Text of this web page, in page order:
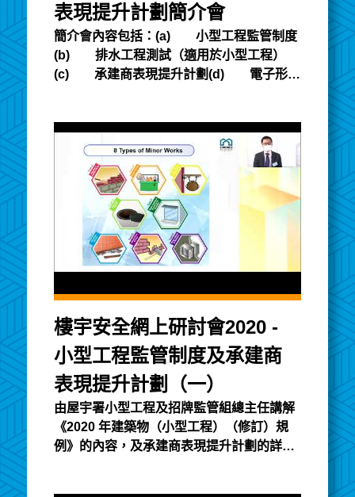
表現提升計劃簡介會
簡介會內容包括：(a) 小型工程監管制度
(b) 排水工程測試（適用於小型工程）
(c) 承建商表現提升計劃(d) 電子形式
樓宇安全網上研討會2020 -
小型工程監管制度及承建商
表現提升計劃（一）
由屋宇署小型工程及招牌監管組總主任講解
《2020 年建築物（小型工程）（修訂）規
例》的內容，及承建商表現提升計劃的詳